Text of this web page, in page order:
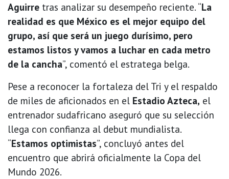
Aguirre tras analizar su desempeño reciente. “La
realidad es que México es el mejor equipo del
grupo, así que será un juego durísimo, pero
estamos listos y vamos a luchar en cada metro
de la cancha”, comentó el estratega belga.
Pese a reconocer la fortaleza del Tri y el respaldo
de miles de aficionados en el Estadio Azteca, el
entrenador sudafricano aseguró que su selección
llega con confianza al debut mundialista.
“Estamos optimistas”, concluyó antes del
encuentro que abrirá oficialmente la Copa del
Mundo 2026.